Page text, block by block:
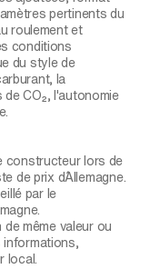
pertinents du
roulement et
conditions
du style de
la
CO₂, l'autonomie
constructeur lors de
de prix d´Allemagne.
par le
même valeur ou
informations,
local.